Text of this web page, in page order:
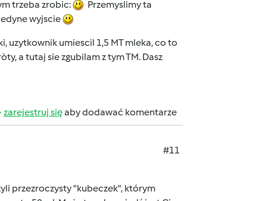
trzeba zrobic:
Przemyslimy ta
wyjscie
uzytkownik umiescil 1,5 MT mleka, co to
a tutaj sie zgubilam z tym TM. Dasz
zarejestruj sięaby dodawać komentarze
#11
przezroczysty "kubeczek", którym